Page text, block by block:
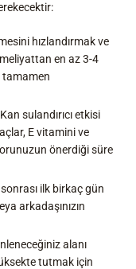
hızlandırmak ve
en az 3-4
tamamen
Kan sulandırıcı etkisi
E vitamini ve
önerdiği süre
ilk birkaç gün
arkadaşınızın
alanı
tutmak için